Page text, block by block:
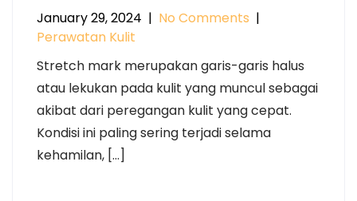
January 29, 2024 | No Comments |
Perawatan Kulit
Stretch mark merupakan garis-garis halus
atau lekukan pada kulit yang muncul sebagai
akibat dari peregangan kulit yang cepat.
Kondisi ini paling sering terjadi selama
kehamilan, […]